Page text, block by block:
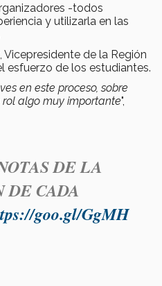
-todos
y utilizarla en las
de la Región
esfuerzo de los estudiantes.
en este proceso, sobre
algo muy importante",
DE LA
DE CADA
goo.gl/GgMH